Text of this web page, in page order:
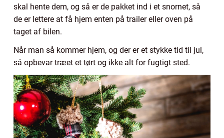
skal hente dem, og så er de pakket ind i et snornet, så
de er lettere at få hjem enten på trailer eller oven på
taget af bilen.
Når man så kommer hjem, og der er et stykke tid til jul,
så opbevar træet et tørt og ikke alt for fugtigt sted.